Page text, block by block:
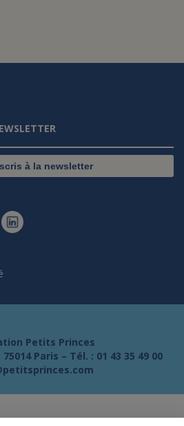
à la newsletter
Petits Princes
Paris – Tél. : 01 43 35 49 00